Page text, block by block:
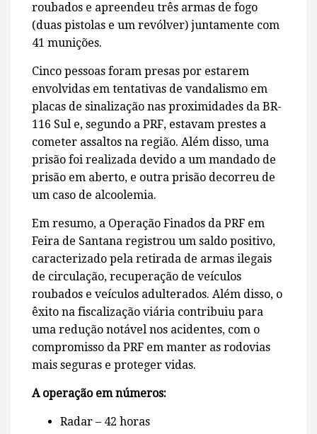
roubados e apreendeu três armas de fogo
(duas pistolas e um revólver) juntamente com
41 munições.
Cinco pessoas foram presas por estarem
envolvidas em tentativas de vandalismo em
placas de sinalização nas proximidades da BR-
116 Sul e, segundo a PRF, estavam prestes a
cometer assaltos na região. Além disso, uma
prisão foi realizada devido a um mandado de
prisão em aberto, e outra prisão decorreu de
um caso de alcoolemia.
Em resumo, a Operação Finados da PRF em
Feira de Santana registrou um saldo positivo,
caracterizado pela retirada de armas ilegais
de circulação, recuperação de veículos
roubados e veículos adulterados. Além disso, o
êxito na fiscalização viária contribuiu para
uma redução notável nos acidentes, com o
compromisso da PRF em manter as rodovias
mais seguras e proteger vidas.
A operação em números:
Radar – 42 horas